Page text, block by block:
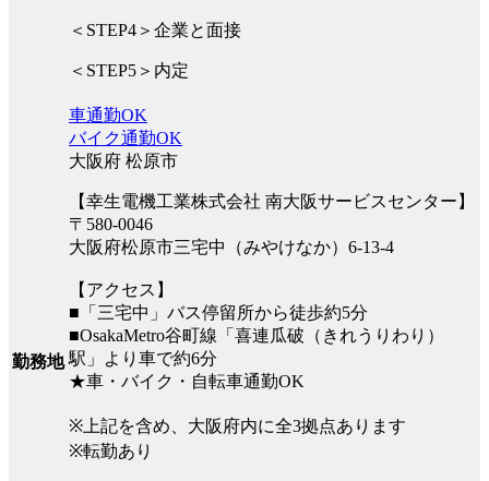
＜STEP4＞企業と面接
＜STEP5＞内定
勤務地
車通勤OK
バイク通勤OK
大阪府 松原市
【幸生電機工業株式会社 南大阪サービスセンター】
〒580-0046
大阪府松原市三宅中（みやけなか）6-13-4
【アクセス】
■「三宅中」バス停留所から徒歩約5分
■OsakaMetro谷町線「喜連瓜破（きれうりわり）
駅」より車で約6分
★車・バイク・自転車通勤OK
※上記を含め、大阪府内に全3拠点あります
※転勤あり